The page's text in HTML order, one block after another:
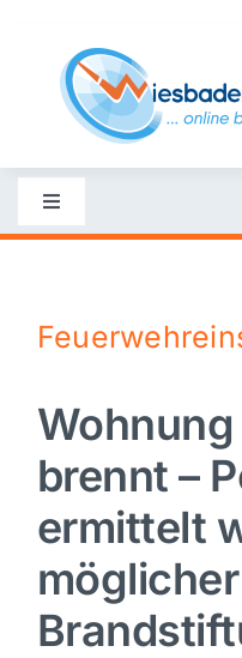
content
Toggle
Navigation
Nachrichten
Politik
Wirtschaft
Sport
brennt –
ermittelt
möglicher